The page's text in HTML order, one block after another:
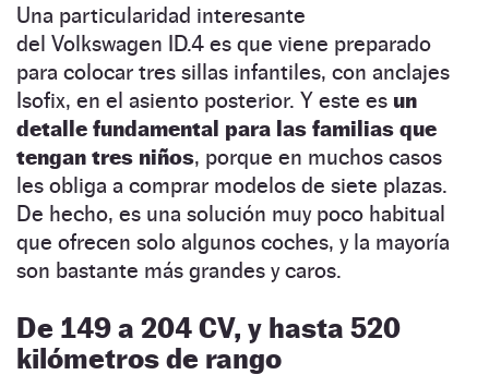
Una particularidad interesante
del Volkswagen ID.4 es que viene preparado
para colocar tres sillas infantiles, con anclajes
Isofix, en el asiento posterior. Y este es un
detalle fundamental para las familias que
tengan tres niños, porque en muchos casos
les obliga a comprar modelos de siete plazas.
De hecho, es una solución muy poco habitual
que ofrecen solo algunos coches, y la mayoría
son bastante más grandes y caros.
De 149 a 204 CV, y hasta 520
kilómetros de rango